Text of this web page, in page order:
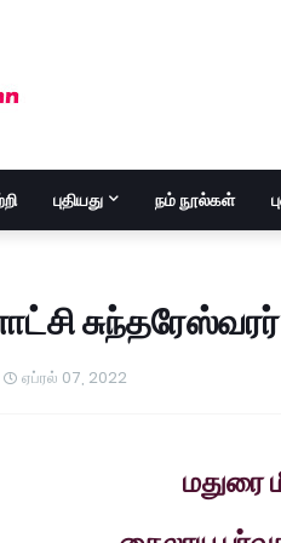
புதியது நம் நூல்கள்
ஏப்ரல் 07, 2022
மதுரை